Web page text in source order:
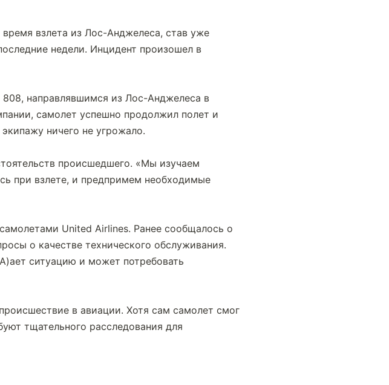
взлета из Лос-Анджелеса, став уже
недели. Инцидент произошел в
направлявшимся из Лос-Анджелеса в
самолет успешно продолжил полет и
ничего не угрожало.
происшедшего. «Мы изучаем
при взлете, и предпримем необходимые
United Airlines. Ранее сообщалось о
о качестве технического обслуживания.
ситуацию и может потребовать
в авиации. Хотя сам самолет смог
тщательного расследования для